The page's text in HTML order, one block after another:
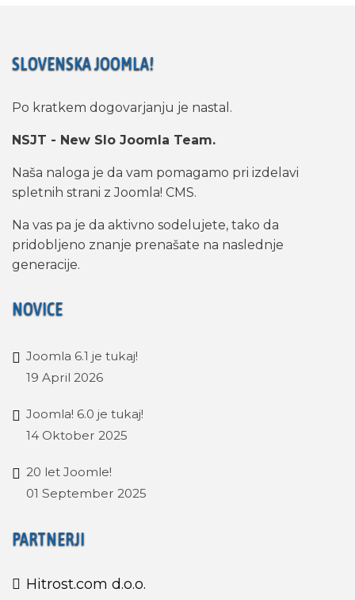
SLOVENSKA JOOMLA!
Po kratkem dogovarjanju je nastal.
NSJT - New Slo Joomla Team.
Naša naloga je da vam pomagamo pri izdelavi
spletnih strani z Joomla! CMS.
Na vas pa je da aktivno sodelujete, tako da
pridobljeno znanje prenašate na naslednje
generacije.
NOVICE
Joomla 6.1 je tukaj!
19 April 2026
Joomla! 6.0 je tukaj!
14 Oktober 2025
20 let Joomle!
01 September 2025
PARTNERJI
Hitrost.com d.o.o.